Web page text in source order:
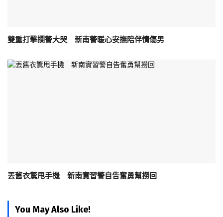
雙重打擊攔警大哭 新南警暖心安撫陪伴情傷男
丟舊衣驚甩手機 新南實習警自告奮勇幫撈回
You May Also Like!